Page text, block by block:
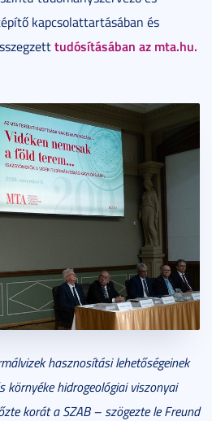
kapcsolattartásában és
tudósításában az mta.hu.
hasznosítási lehetőségeinek
környéke hidrogeológiai viszonyai
korát a SZAB – szögezte le Freund